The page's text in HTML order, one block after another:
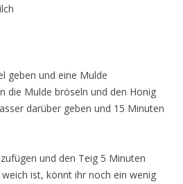
geben und eine Mulde
die Mulde bröseln und den Honig
darüber geben und 15 Minuten
und den Teig 5 Minuten
ist, könnt ihr noch ein wenig